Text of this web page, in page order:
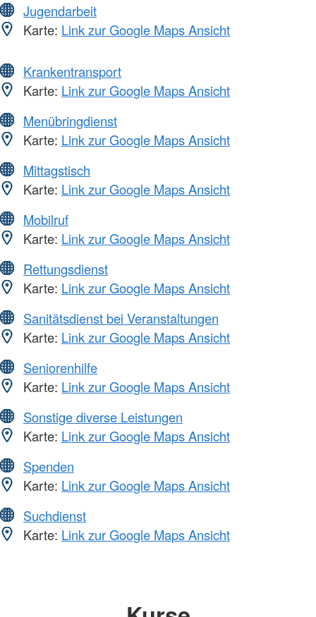
Jugendarbeit
Karte: Link zur Google Maps Ansicht
Krankentransport
Karte: Link zur Google Maps Ansicht
Menübringdienst
Karte: Link zur Google Maps Ansicht
Mittagstisch
Karte: Link zur Google Maps Ansicht
Mobilruf
Karte: Link zur Google Maps Ansicht
Rettungsdienst
Karte: Link zur Google Maps Ansicht
Sanitätsdienst bei Veranstaltungen
Karte: Link zur Google Maps Ansicht
Seniorenhilfe
Karte: Link zur Google Maps Ansicht
Sonstige diverse Leistungen
Karte: Link zur Google Maps Ansicht
Spenden
Karte: Link zur Google Maps Ansicht
Suchdienst
Karte: Link zur Google Maps Ansicht